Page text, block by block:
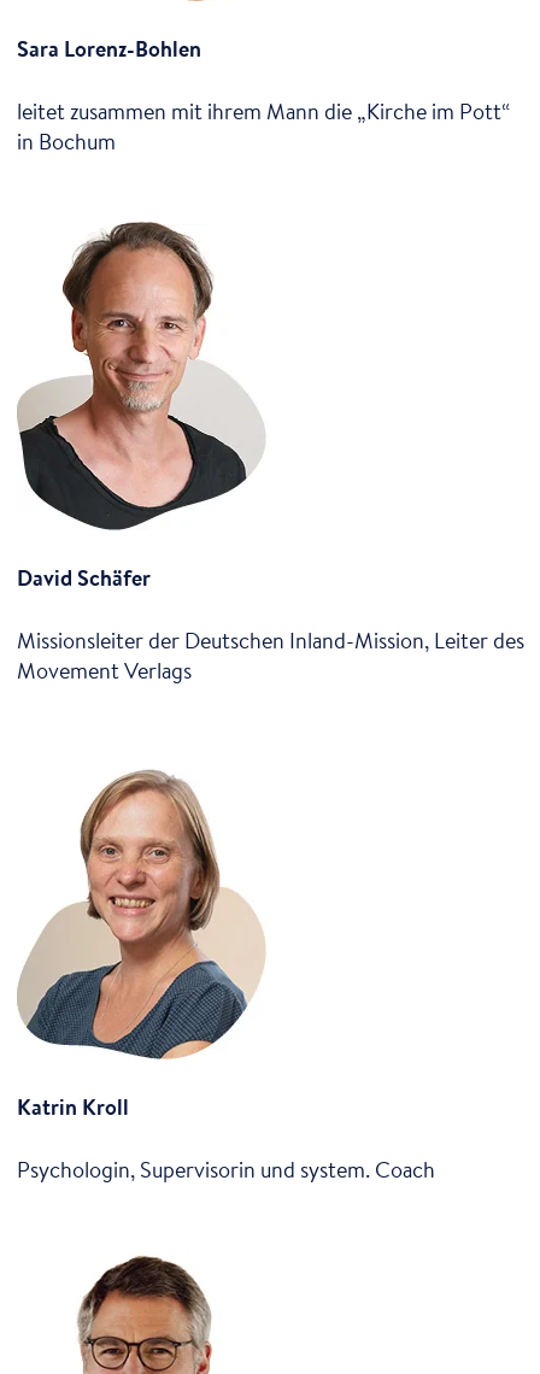
Sara Lorenz-Bohlen
leitet zusammen mit ihrem Mann die „Kirche im Pott“
in Bochum
David Schäfer
Missionsleiter der Deutschen Inland-Mission, Leiter des
Movement Verlags
Katrin Kroll
Psychologin, Supervisorin und system. Coach